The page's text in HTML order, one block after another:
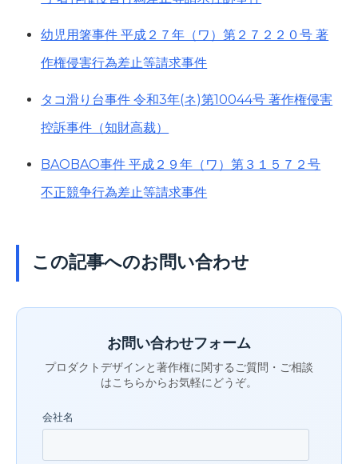
幼児用箸事件 平成２７年（ワ）第２７２２０号 著
作権侵害行為差止等請求事件
タコ滑り台事件 令和3年(ネ)第10044号 著作権侵害
控訴事件（知財高裁）
BAOBAO事件 平成２９年（ワ）第３１５７２号
不正競争行為差止等請求事件
この記事へのお問い合わせ
お問い合わせフォーム
プロダクトデザインと著作権に関するご質問・ご相談
はこちらからお気軽にどうぞ。